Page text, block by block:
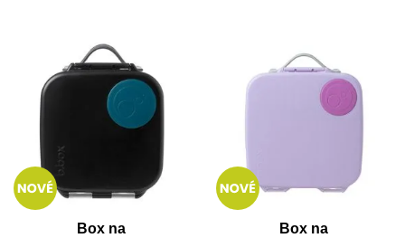
Box na
Box na